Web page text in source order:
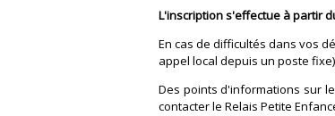
L'inscription s'effectue à partir
En cas de difficultés dans vos
appel local depuis un poste
Des points d'informations sur
contacter le Relais Petite